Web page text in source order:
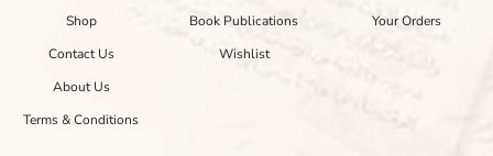
Shop
Contact Us
About Us
Terms & Conditions
Book Publications
Wishlist
Your Orders